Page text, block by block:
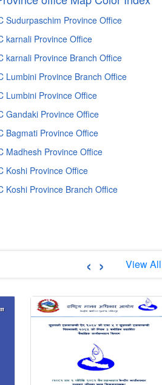
Sudurpaschim Province Office
karnali Province Office
karnali Province Branch Office
Lumbini Province Branch Office
Lumbini Province Office
Gandaki Province Office
Bagmati Province Office
Madhesh Province Office
Koshi Province Office
Koshi Province Branch Office
View All
‹ ›